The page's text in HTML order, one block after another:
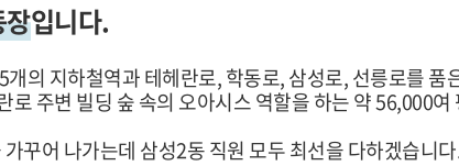
입니다.
의 지하철역과 테헤란로, 학동로, 삼성로, 선릉로를 품
로 주변 빌딩 숲 속의 오아시스 역할을 하는 약 56,000
꾸어 나가는데 삼성2동 직원 모두 최선을 다하겠습니